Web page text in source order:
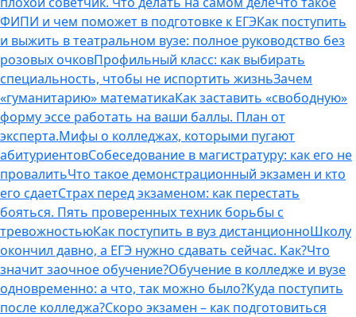
ФИПИ и чем поможет в подготовке к ЕГЭКак поступить
и выжить в театральном вузе: полное руководство без
розовых очковПрофильный класс: как выбирать
специальность, чтобы не испортить жизньЗачем
«гуманитарию» математикаКак заставить «свободную»
форму эссе работать на ваши баллы. План от
эксперта.Мифы о колледжах, которыми пугают
абитуриентовСобеседование в магистратуру: как его не
провалитьЧто такое демонстрационный экзамен и кто
его сдаетСтрах перед экзаменом: как перестать
бояться. Пять проверенных техник борьбы с
тревожностьюКак поступить в вуз дистанционноШколу
окончил давно, а ЕГЭ нужно сдавать сейчас. Как?Что
значит заочное обучение?Обучение в колледже и вузе
одновременно: а что, так можно было?Куда поступить
после колледжа?Скоро экзамен – как подготовиться